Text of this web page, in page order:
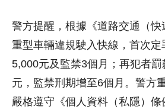
警方提醒，根據《道路交通（快
重型車輛違規駛入快線，首次定
5,000元及監禁3個月；再犯者
元，監禁刑期增至6個月。警方
嚴格遵守《個人資料（私隱）